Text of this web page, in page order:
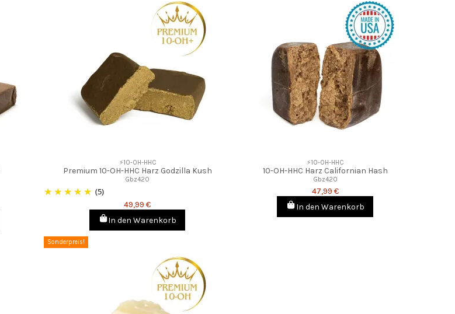
⚡10-OH-HHC
Premium 10-OH-HHC Harz Godzilla Kush
Gbz420
(5)
49,99 €
In den Warenkorb
⚡10-OH-HHC
10-OH-HHC Harz Californian Hash
Gbz420
47,99 €
In den Warenkorb
Sonderpreis!